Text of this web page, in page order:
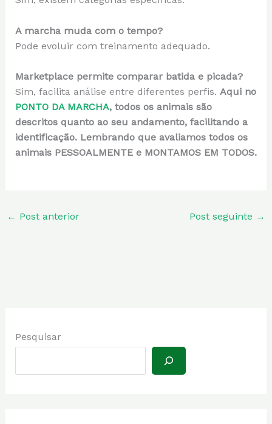
A marcha muda com o tempo?
Pode evoluir com treinamento adequado.
Marketplace permite comparar batida e picada?
Sim, facilita análise entre diferentes perfis. Aqui no
PONTO DA MARCHA, todos os animais são
descritos quanto ao seu andamento, facilitando a
identificação. Lembrando que avaliamos todos os
animais PESSOALMENTE e MONTAMOS EM TODOS.
← Post anterior Post seguinte →
Pesquisar